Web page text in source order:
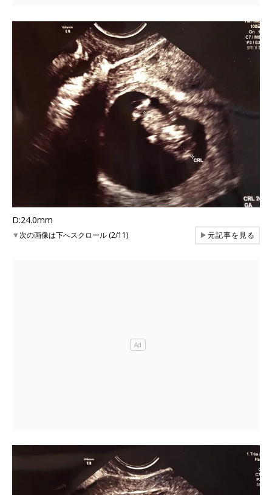
D:24.0mm
▼次の画像は下へスクロール (2/11) ▶元記事を見る